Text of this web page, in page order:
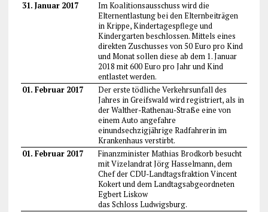
31. Januar 2017
Im Koalitionsausschuss wird die
Elternentlastung bei den Elternbeiträgen
in Krippe, Kindertagespflege und
Kindergarten beschlossen. Mittels eines
direkten Zuschusses von 50 Euro pro Kind
und Monat sollen diese ab dem 1. Januar
2018 mit 600 Euro pro Jahr und Kind
entlastet werden.
01. Februar 2017
Der erste tödliche Verkehrsunfall des
Jahres in Greifswald wird registriert, als in
der Walther-Rathenau-Straße eine von
einem Auto angefahre
einundsechzigjährige Radfahrerin im
Krankenhaus verstirbt.
01. Februar 2017
Finanzminister Mathias Brodkorb besucht
mit Vizelandrat Jörg Hasselmann, dem
Chef der CDU-Landtagsfraktion Vincent
Kokert und dem Landtagsabgeordneten
Egbert Liskow
das Schloss Ludwigsburg.